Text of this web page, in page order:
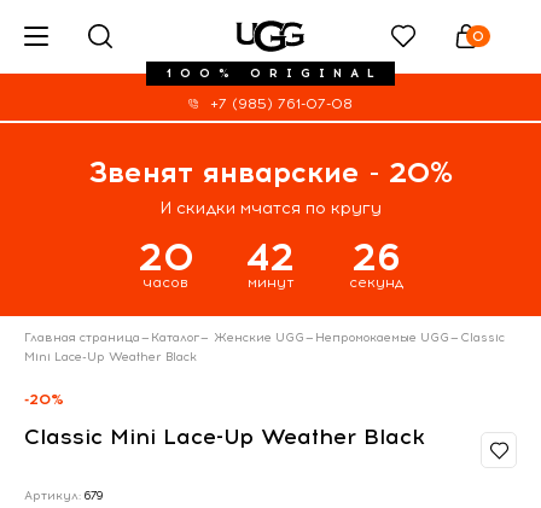
100% ORIGINAL
0
+7 (985) 761-07-08
Звенят январские - 20%
И скидки мчатся по кругу
20
часов
42
минут
26
секунд
Главная страница— Каталог— Женские UGG— Непромокаемые UGG— Classic
Mini Lace-Up Weather Black
-20%
Classic Mini Lace-Up Weather Black
Артикул: 679